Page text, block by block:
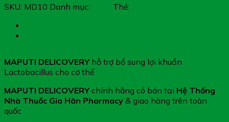
SKU: MD10 Danh mục: Thẻ:
MAPUTI DELICOVERY hỗ trợ bổ sung lợi khuẩn
Lactobacillus cho cơ thể
MAPUTI DELICOVERY chính hãng có bán tại Hệ Thống
Nhà Thuốc Gia Hân Pharmacy & giao hàng trên toàn
quốc